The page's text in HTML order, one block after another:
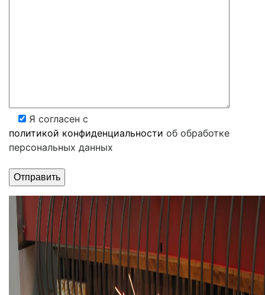
Я согласен с
политикой конфиденциальности об обработке
персональных данных